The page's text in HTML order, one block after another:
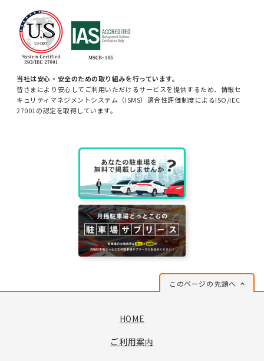
当社は安心・安全のための取り組みを行っています。
皆さまにより安心してご利用いただけるサービスを提供するため、情報セ
キュリティマネジメントシステム（ISMS）適合性評価制度によるISO/IEC
27001の認定を取得しています。
このページの先頭へ
HOME
ご利用案内